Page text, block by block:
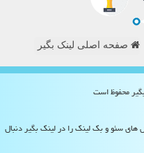
صفحه اصلی لینک بگیر
های سئو و بک لینک را در لینک بگیر دنبال